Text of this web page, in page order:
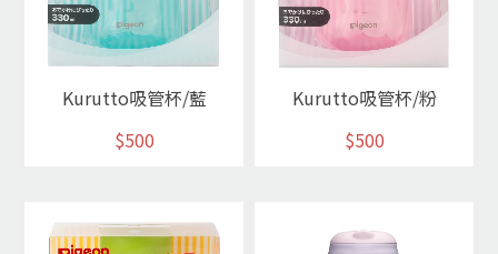
Kurutto吸管杯/藍
$500
Kurutto吸管杯/粉
$500